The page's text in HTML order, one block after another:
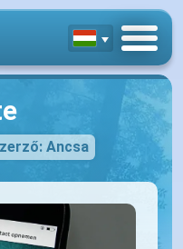
Ancsa